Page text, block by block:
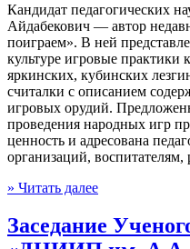
Кандидат педагогических
Айдабекович — автор
поиграем». В ней
культуре игровые практики
яркинских, кубинских
считалки с описанием
игровых орудий.
проведения народных игр
ценность и адресована
организаций, воспитателям,
» Читать далее
Заседание